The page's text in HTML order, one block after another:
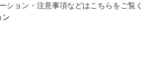
ション・注意事項などはこちらをご覧く
ン